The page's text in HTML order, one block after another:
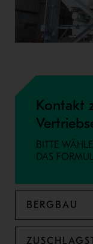
Kontakt
BITTE
DAS
BERGBAU